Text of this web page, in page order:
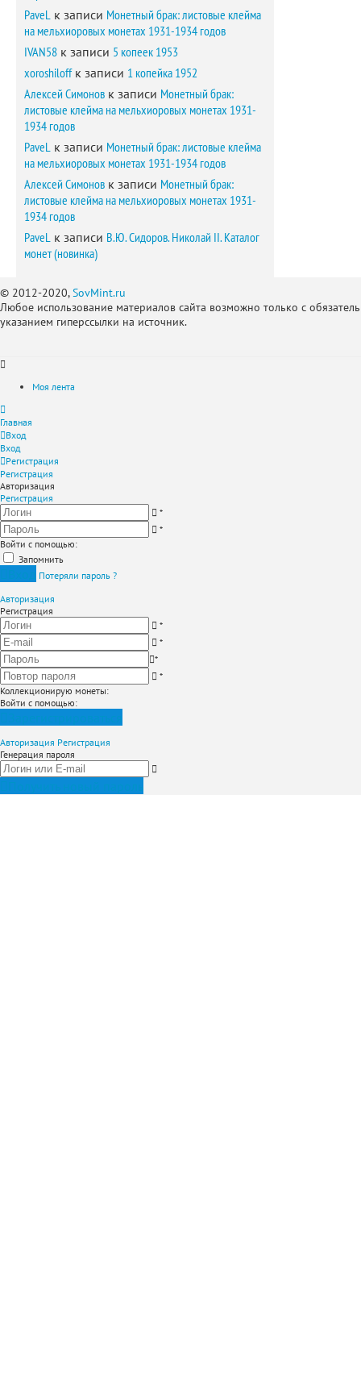
PaveL к записи Монетный брак: листовые клейма
на мельхиоровых монетах 1931-1934 годов
IVAN58 к записи 5 копеек 1953
xoroshiloffк записи 1 копейка 1952
Алексей Симонов к записи Монетный брак:
листовые клейма на мельхиоровых монетах 1931-
1934 годов
PaveL к записи Монетный брак: листовые клейма
на мельхиоровых монетах 1931-1934 годов
Алексей Симонов к записи Монетный брак:
листовые клейма на мельхиоровых монетах 1931-
1934 годов
PaveL к записи В.Ю. Сидоров. Николай II. Каталог
монет (новинка)
© 2012-2020,SovMint.ru
Любое использование материалов сайта возможно только с
указанием гиперссылки на источник.
Моя лента
Главная
Вход
Вход
Регистрация
Регистрация
Авторизация
Регистрация
*
*
Войти с помощью:
Запомнить
Потеряли пароль ?
Авторизация
Регистрация
*
*
*
*
Коллекционирую монеты:
Войти с помощью:
Авторизация Регистрация
Генерация пароля